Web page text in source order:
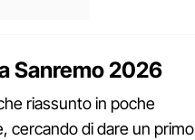
Sanremo 2026
riassunto in poche
cercando di dare un primo